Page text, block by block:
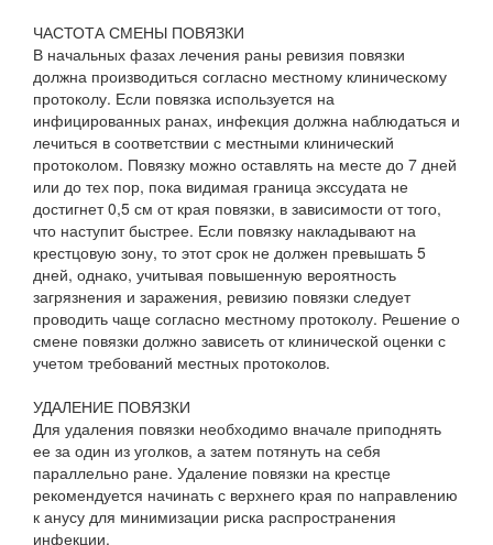
ЧАСТОТА СМЕНЫ ПОВЯЗКИ
В начальных фазах лечения раны ревизия повязки
должна производиться согласно местному клиническому
протоколу. Если повязка используется на
инфицированных ранах, инфекция должна наблюдаться и
лечиться в соответствии с местными клинический
протоколом. Повязку можно оставлять на месте до 7 дней
или до тех пор, пока видимая граница экссудата не
достигнет 0,5 см от края повязки, в зависимости от того,
что наступит быстрее. Если повязку накладывают на
крестцовую зону, то этот срок не должен превышать 5
дней, однако, учитывая повышенную вероятность
загрязнения и заражения, ревизию повязки следует
проводить чаще согласно местному протоколу. Решение о
смене повязки должно зависеть от клинической оценки с
учетом требований местных протоколов.
УДАЛЕНИЕ ПОВЯЗКИ
Для удаления повязки необходимо вначале приподнять
ее за один из уголков, а затем потянуть на себя
параллельно ране. Удаление повязки на крестце
рекомендуется начинать с верхнего края по направлению
к анусу для минимизации риска распространения
инфекции.